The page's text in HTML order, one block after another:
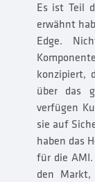
Es ist Teil
erwähnt
Edge.
konzipiert,
über das
verfügen
sie auf
haben das
für die
den